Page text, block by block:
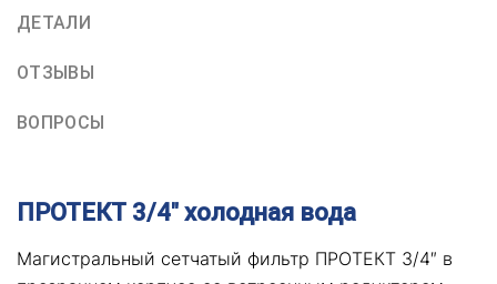
ДЕТАЛИ
ОТЗЫВЫ
ВОПРОСЫ
ПРОТЕКТ 3/4″ холодная вода
Магистральный сетчатый фильтр ПРОТЕКТ 3/4″ в